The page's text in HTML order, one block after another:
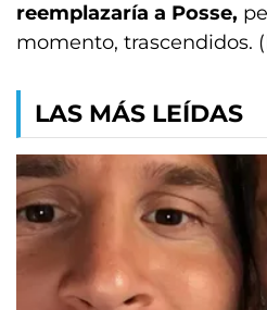
reemplazaría a Posse,
momento, trascendidos.
LAS MÁS LEÍDAS